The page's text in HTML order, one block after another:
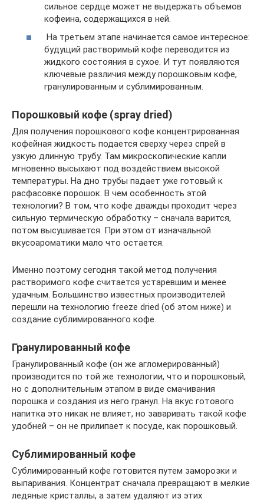
сильное сердце может не выдержать объемов
кофеина, содержащихся в ней.
На третьем этапе начинается самое интересное:
будущий растворимый кофе переводится из
жидкого состояния в сухое. И тут появляются
ключевые различия между порошковым кофе,
гранулированным и сублимированным.
Порошковый кофе (spray dried)
Для получения порошкового кофе концентрированная
кофейная жидкость подается сверху через спрей в
узкую длинную трубу. Там микроскопические капли
мгновенно высыхают под воздействием высокой
температуры. На дно трубы падает уже готовый к
расфасовке порошок. В чем особенность этой
технологии? В том, что кофе дважды проходит через
сильную термическую обработку – сначала варится,
потом высушивается. При этом от изначальной
вкусоароматики мало что остается.
Именно поэтому сегодня такой метод получения
растворимого кофе считается устаревшим и менее
удачным. Большинство известных производителей
перешли на технологию freeze dried (об этом ниже) и
создание сублимированного кофе.
Гранулированный кофе
Гранулированный кофе (он же агломерированный)
производится по той же технологии, что и порошковый,
но с дополнительным этапом в виде смачивания
порошка и создания из него гранул. На вкус готового
напитка это никак не влияет, но заваривать такой кофе
удобней – он не прилипает к посуде, как порошковый.
Сублимированный кофе
Сублимированный кофе готовится путем заморозки и
выпаривания. Концентрат сначала превращают в мелкие
ледяные кристаллы, а затем удаляют из этих